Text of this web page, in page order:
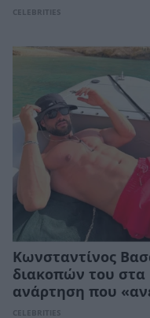
CELEBRITIES
Κωνσταντίνος
διακοπών του
ανάρτηση που
CELEBRITIES